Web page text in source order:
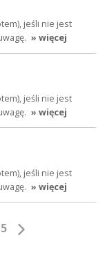
jeśli nie jest
» więcej
jeśli nie jest
» więcej
jeśli nie jest
» więcej
5